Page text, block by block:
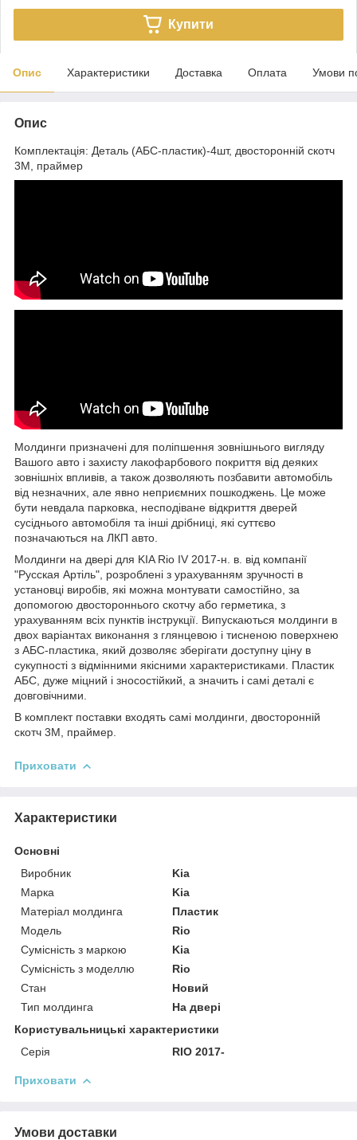
Купити
Опис Характеристики Доставка Оплата Умови
Опис
Комплектація: Деталь (АБС-пластик)-4шт, двосторонній скотч
3М, праймер
Молдинги призначені для поліпшення зовнішнього вигляду
Вашого авто і захисту лакофарбового покриття від деяких
зовнішніх впливів, а також дозволяють позбавити автомобіль
від незначних, але явно неприємних пошкоджень. Це може
бути невдала парковка, несподіване відкриття дверей
сусіднього автомобіля та інші дрібниці, які суттєво
позначаються на ЛКП авто.
Молдинги на двері для KIA Rio IV 2017-н. в. від компанії
"Русская Артіль", розроблені з урахуванням зручності в
установці виробів, які можна монтувати самостійно, за
допомогою двостороннього скотчу або герметика, з
урахуванням всіх пунктів інструкції. Випускаються молдинги в
двох варіантах виконання з глянцевою і тисненою поверхнею
з АБС-пластика, який дозволяє зберігати доступну ціну в
сукупності з відмінними якісними характеристиками. Пластик
АБС, дуже міцний і зносостійкий, а значить і самі деталі є
довговічними.
В комплект поставки входять самі молдинги, двосторонній
скотч 3М, праймер.
Приховати
Характеристики
Основні
Виробник
Kia
Марка
Kia
Матеріал молдинга
Пластик
Модель
Rio
Сумісність з маркою
Kia
Сумісність з моделлю
Rio
Стан
Новий
Тип молдинга
На двері
Користувальницькі характеристики
Серія
RIO 2017-
Приховати
Умови доставки